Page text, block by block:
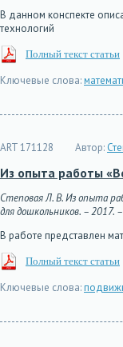
В данном конспекте
технологий
Полный текст статьи
Ключевые слова:
ART 171128 Автор:
Из опыта работы
Степовая Л. В. Из опыта
для дошкольников. – 2017.
В работе представлен
Полный текст статьи
Ключевые слова: